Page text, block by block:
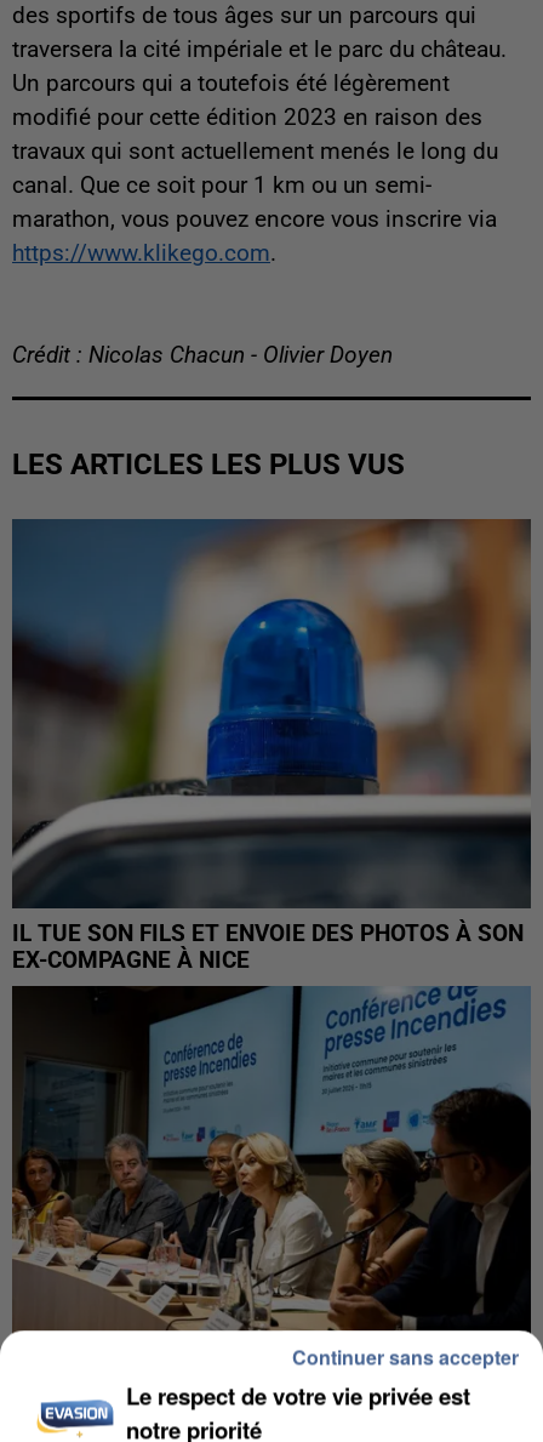
des sportifs de tous âges sur un parcours qui
traversera la cité impériale et le parc du château.
Un parcours qui a toutefois été légèrement
modifié pour cette édition 2023 en raison des
travaux qui sont actuellement menés le long du
canal. Que ce soit pour 1 km ou un semi-
marathon, vous pouvez encore vous inscrire via
https://www.klikego.com.
Crédit : Nicolas Chacun - Olivier Doyen
LES ARTICLES LES PLUS VUS
IL TUE SON FILS ET ENVOIE DES PHOTOS À SON
EX-COMPAGNE À NICE
INCENDIES : L’ÎLE-DE-FRANCE LANCE UN ÉLAN
DE SOLIDARITÉ AVEC LES...
Le respect de votre vie privée est
notre priorité
Continuer sans accepter